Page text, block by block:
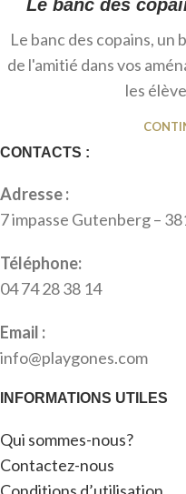
Le banc des
Le banc des copains, un
de l'amitié dans vos
les
CONTACTS :
Adresse :
7 impasse Gutenberg –
Téléphone:
04 74 28 38 14
Email :
info@playgones.com
INFORMATIONS UTILES
Qui sommes-nous?
Contactez-nous